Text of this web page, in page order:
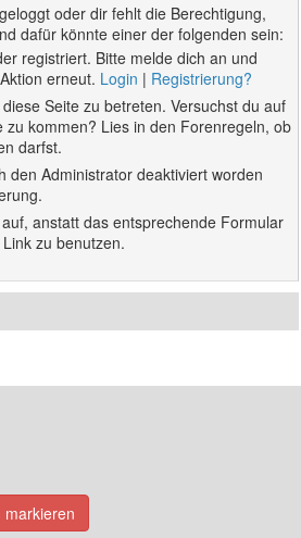
oder dir fehlt die Berechtigung,
dafür könnte einer der folgenden sein:
registriert. Bitte melde dich an und
erneut. Login | Registrierung?
Seite zu betreten. Versuchst du auf
zu kommen? Lies in den Forenregeln, ob
darfst.
den Administrator deaktiviert worden
anstatt das entsprechende Formular
zu benutzen.
markieren